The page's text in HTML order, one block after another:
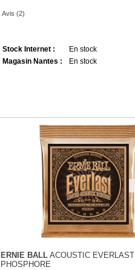
Avis (2)
Stock Internet :
En stock
Magasin Nantes :
En stock
ERNIE BALLACOUSTIC EVERLAST
PHOSPHORE